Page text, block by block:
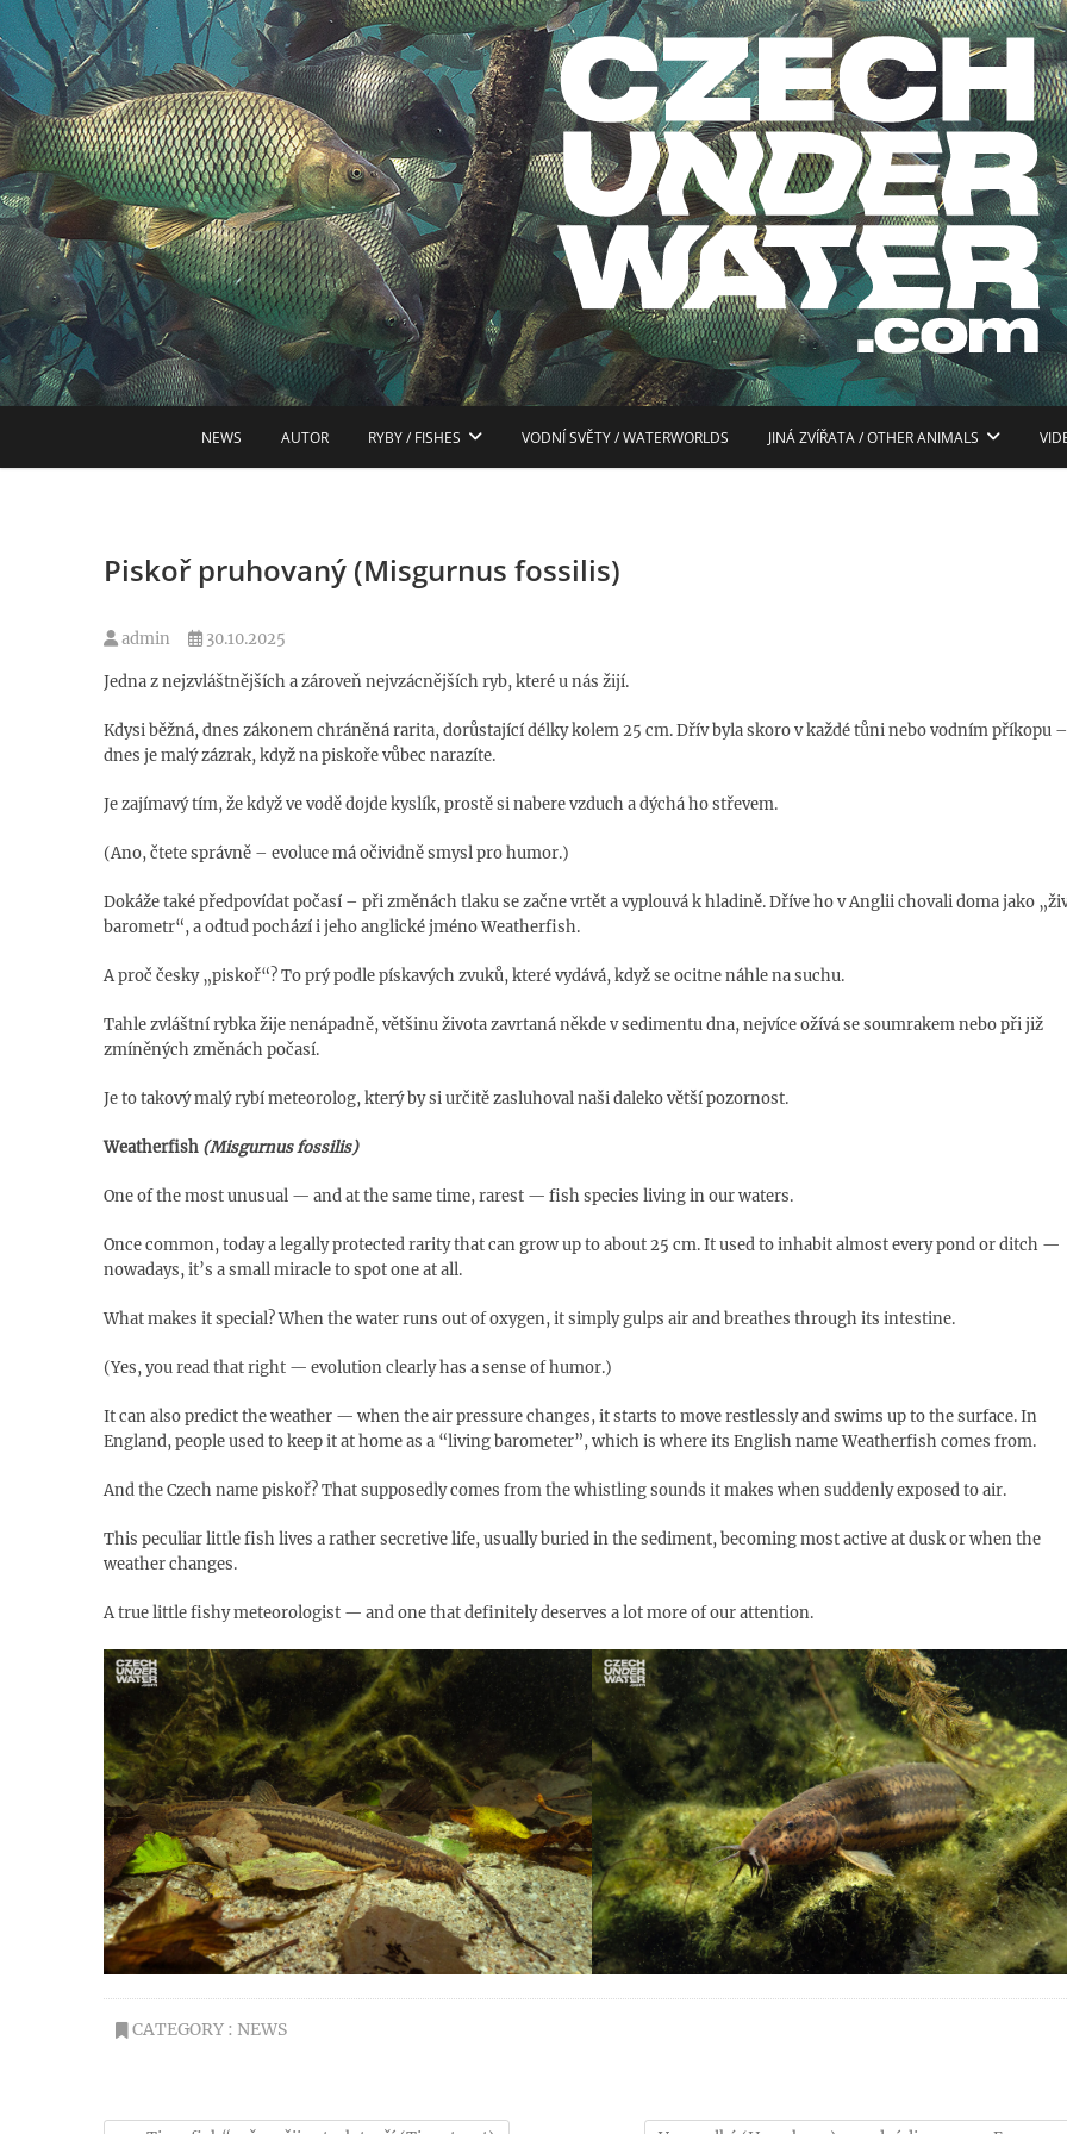
Skip
to
content
CZECH UNDERWATER
Rostislav Štefánek, fotografie ryb, ryby, sladká voda, UW fotografie
NEWS AUTOR RYBY / FISHES VODNÍ SVĚTY / WATERWORLDS JINÁ ZVÍŘATA / OTHER ANIMALS
Piskoř pruhovaný (Misgurnus fossilis)
admin 30.10.2025
Jedna z nejzvláštnějších a zároveň nejvzácnějších ryb, které u nás žijí.
Kdysi běžná, dnes zákonem chráněná rarita, dorůstající délky kolem 25 cm. Dřív byla skoro v každé tůni nebo vodním příkopu –
dnes je malý zázrak, když na piskoře vůbec narazíte.
Je zajímavý tím, že když ve vodě dojde kyslík, prostě si nabere vzduch a dýchá ho střevem.
(Ano, čtete správně – evoluce má očividně smysl pro humor.)
Dokáže také předpovídat počasí – při změnách tlaku se začne vrtět a vyplouvá k hladině. Dříve ho v Anglii chovali doma jako
barometr“, a odtud pochází i jeho anglické jméno Weatherfish.
A proč česky „piskoř“? To prý podle pískavých zvuků, které vydává, když se ocitne náhle na suchu.
Tahle zvláštní rybka žije nenápadně, většinu života zavrtaná někde v sedimentu dna, nejvíce ožívá se soumrakem nebo při již
zmíněných změnách počasí.
Je to takový malý rybí meteorolog, který by si určitě zasluhoval naši daleko větší pozornost.
Weatherfish (Misgurnus fossilis)
One of the most unusual — and at the same time, rarest — fish species living in our waters.
Once common, today a legally protected rarity that can grow up to about 25 cm. It used to inhabit almost every pond or ditch —
nowadays, it’s a small miracle to spot one at all.
What makes it special? When the water runs out of oxygen, it simply gulps air and breathes through its intestine.
(Yes, you read that right — evolution clearly has a sense of humor.)
It can also predict the weather — when the air pressure changes, it starts to move restlessly and swims up to the surface. In
England, people used to keep it at home as a “living barometer”, which is where its English name Weatherfish comes from.
And the Czech name piskoř? That supposedly comes from the whistling sounds it makes when suddenly exposed to air.
This peculiar little fish lives a rather secretive life, usually buried in the sediment, becoming most active at dusk or when the
weather changes.
A true little fishy meteorologist — and one that definitely deserves a lot more of our attention.
CATEGORY : NEWS